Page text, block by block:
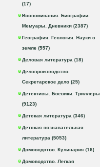
(17)
Воспоминания. Биографии.
Мемуары. Дневники (2387)
География. Геология. Науки о
земле (557)
Деловая литература (18)
Делопроизводство.
Секретарское дело (25)
Детективы. Боевики. Триллеры
(9123)
Детская литература (346)
Детская познавательная
литература (5053)
Домоводство. Кулинария (16)
Домоводство. Легкая